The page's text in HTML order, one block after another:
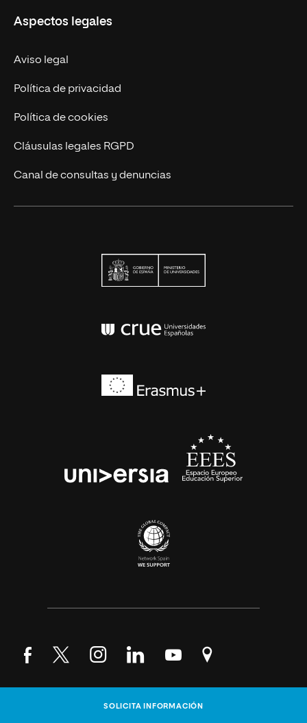
Trabaja en UNIR
Actualidad
Contáctanos
Aspectos legales
Aviso legal
Política de privacidad
Política de cookies
Cláusulas legales RGPD
Canal de consultas y denuncias
Síguenos en Facebook
Síguenos en Twitter
Síguenos en Instagram
Síguenos en LinkedIn
Síguenos en YouTube
Encuéntranos en
SOLICITA INFORMACIÓN